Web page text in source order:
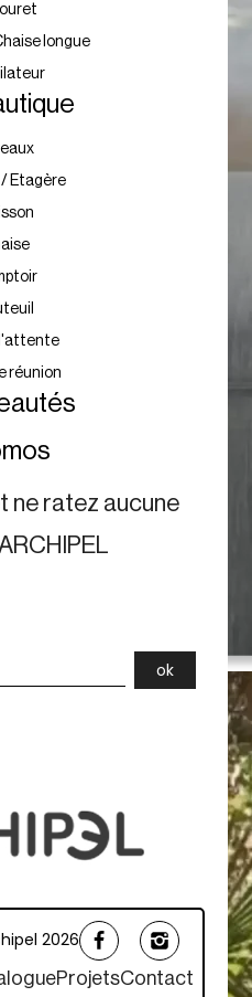
longue
Etagère
réunion
ne ratez aucune
2026
ProjetsContact